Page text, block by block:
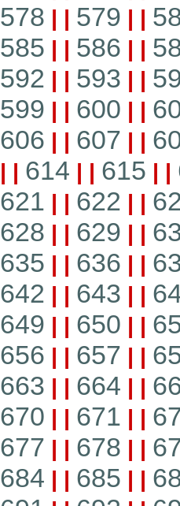
578 | | 579 | |
585 | | 586 | |
592 | | 593 | |
599 | | 600 | |
606 | | 607 | |
| | 614 | | 615 | |
621 | | 622 | |
628 | | 629 | |
635 | | 636 | |
642 | | 643 | |
649 | | 650 | |
656 | | 657 | |
663 | | 664 | |
670 | | 671 | |
677 | | 678 | |
684 | | 685 | |